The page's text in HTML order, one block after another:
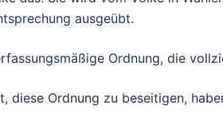
ausgeübt.
Ordnung, die
diese Ordnung zu beseitigen,